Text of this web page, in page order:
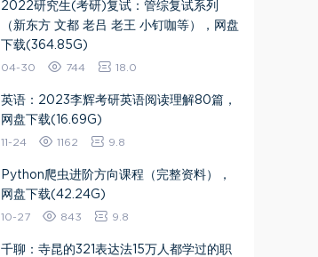
2022研究生(考研)复试：管综复试系列
（新东方 文都 老吕 老王 小钉咖等），网盘
下载(364.85G)
04-30 744 18.0
英语：2023李辉考研英语阅读理解80篇，
网盘下载(16.69G)
11-24 1162 9.8
Python爬虫进阶方向课程（完整资料），
网盘下载(42.24G)
10-27 843 9.8
千聊：寺昆的321表达法15万人都学过的职